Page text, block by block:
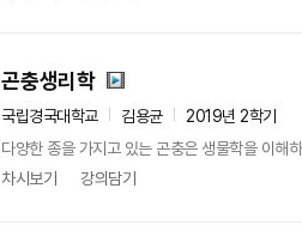
곤충생리학
국립경국대학교 김용균
2019년 2학기
다양한 종을 가지고 있는 곤충은 생물학을 이해
차시보기
강의담기